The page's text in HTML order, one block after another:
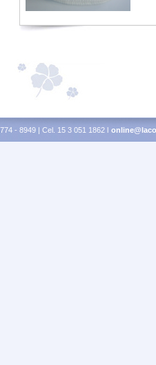
- 8949 | Cel. 15 3 051 1862 l